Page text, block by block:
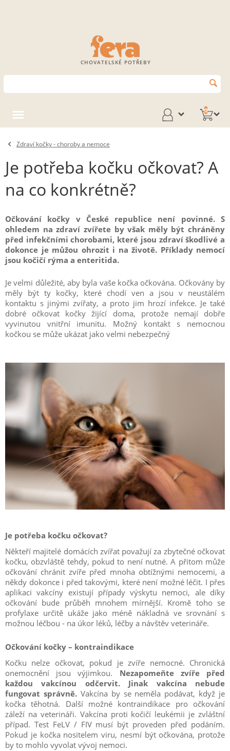
CHOVATELSKÉ POTŘEBY
0
Zdraví kočky - choroby a nemoce
Je potřeba kočku očkovat? A
na co konkrétně?
Očkování kočky v České republice není povinné. S
ohledem na zdraví zvířete by však měly být chráněny
před infekčními chorobami, které jsou zdraví škodlivé a
dokonce je můžou ohrozit i na životě. Příklady nemocí
jsou kočičí rýma a enteritida.
Je velmi důležité, aby byla vaše kočka očkována. Očkovány by
měly být ty kočky, které chodí ven a jsou v neustálém
kontaktu s jinými zvířaty, a proto jim hrozí infekce. Je také
dobré očkovat kočky žijící doma, protože nemají dobře
vyvinutou vnitřní imunitu. Možný kontakt s nemocnou
kočkou se může ukázat jako velmi nebezpečný
Je potřeba kočku očkovat?
Někteří majitelé domácích zvířat považují za zbytečné očkovat
kočku, obzvláště tehdy, pokud to není nutné. A přitom může
očkování chránit zvíře před mnoha obtížnými nemocemi, a
někdy dokonce i před takovými, které není možné léčit. I přes
aplikaci vakcíny existují případy výskytu nemoci, ale díky
očkování bude průběh mnohem mírnější. Kromě toho se
profylaxe určitě ukáže jako méně nákladná ve srovnání s
možnou léčbou - na úkor léků, léčby a návštěv veterináře.
Očkování kočky – kontraindikace
Kočku nelze očkovat, pokud je zvíře nemocné. Chronická
onemocnění jsou výjimkou. Nezapomeňte zvíře před
každou vakcínou odčervit. Jinak vakcína nebude
fungovat správně. Vakcína by se neměla podávat, když je
kočka těhotná. Další možné kontraindikace pro očkování
záleží na veterináři. Vakcína proti kočičí leukémii je zvláštní
případ. Test FeLV / FIV musí být proveden před podáním.
Pokud je kočka nositelem viru, nesmí být očkována, protože
by to mohlo vyvolat vývoj nemoci.